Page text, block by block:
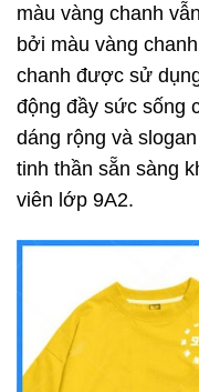
màu vàng chanh
bởi màu vàng
chanh được sử
động đầy sức sống
dáng rộng và
tinh thần sẵn sàng
viên lớp 9A2.